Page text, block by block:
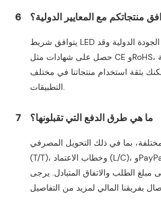
6 منتجاتكم مع المعايير الدولية؟
يتوافق شريط LED الخاص بنا مع معايير الجودة الدولية وقد
حصل على شهادات مثل CE وRoHS، مما يضمن سلامة
بثقة استخدام منتجاتنا في مختلف
التطبيقات.
7 ما هي طرق الدفع التي تقبلونها؟
بما في ذلك التحويل المصرفي
(T/T)، وخطاب الاعتماد (L/C)، وPayPal. يمكن تحديد طريقة
مبلغ الطلب والاتفاق المتبادل. يرجى